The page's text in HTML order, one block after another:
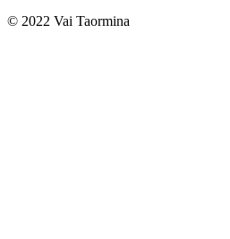
© 2022 Vai Taormina